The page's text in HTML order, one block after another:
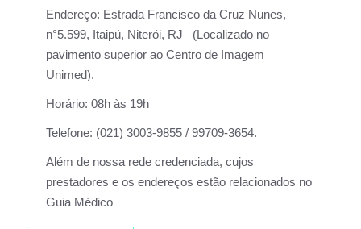
Endereço: Estrada Francisco da Cruz Nunes,
n°5.599, Itaipú, Niterói, RJ (Localizado no
pavimento superior ao Centro de Imagem
Unimed).
Horário: 08h às 19h
Telefone: (021) 3003-9855 / 99709-3654.
Além de nossa rede credenciada, cujos
prestadores e os endereços estão relacionados no
Guia Médico